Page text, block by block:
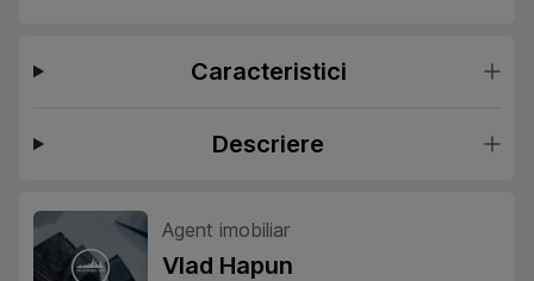
Caracteristici
Descriere
Agent imobiliar
Vlad Hapun